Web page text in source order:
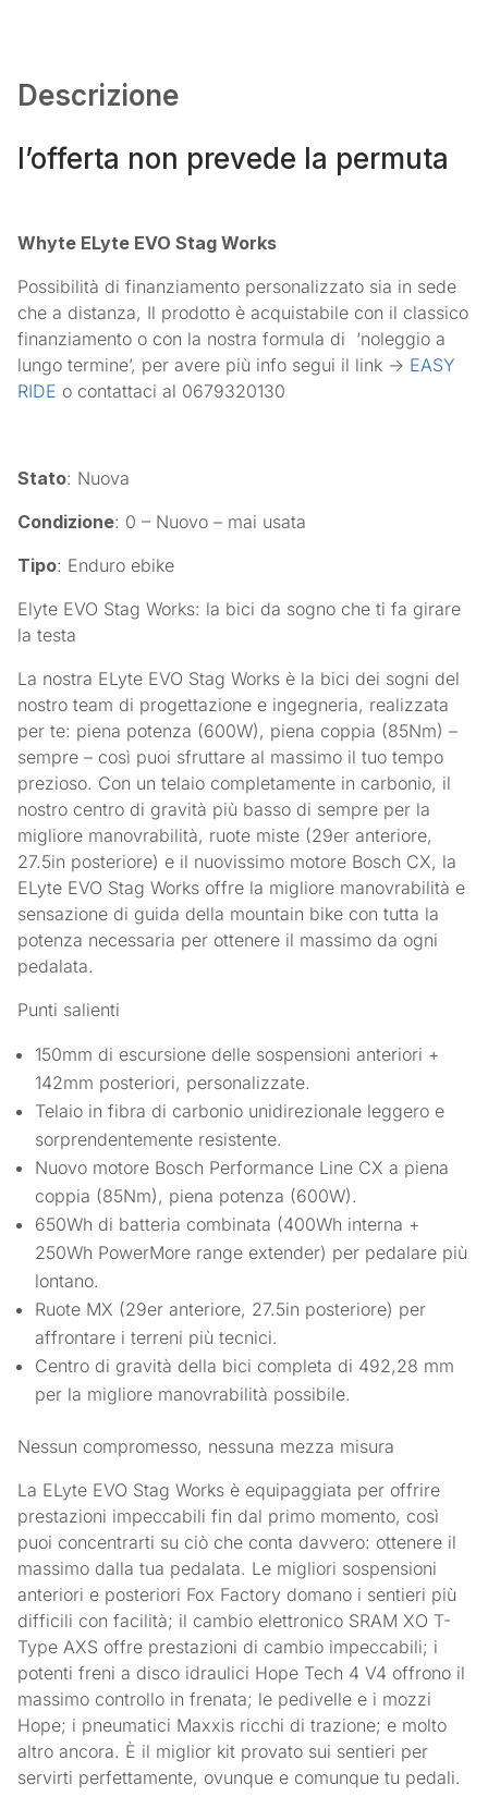
Descrizione
l’offerta non prevede la permuta
Whyte ELyte EVO Stag Works
Possibilità di finanziamento personalizzato sia in sede
che a distanza, Il prodotto è acquistabile con il classico
finanziamento o con la nostra formula di ‘noleggio a
lungo termine’, per avere più info segui il link -> EASY
RIDE o contattaci al 0679320130
Stato: Nuova
Condizione: 0 – Nuovo – mai usata
Tipo: Enduro ebike
Elyte EVO Stag Works: la bici da sogno che ti fa girare
la testa
La nostra ELyte EVO Stag Works è la bici dei sogni del
nostro team di progettazione e ingegneria, realizzata
per te: piena potenza (600W), piena coppia (85Nm) –
sempre – così puoi sfruttare al massimo il tuo tempo
prezioso. Con un telaio completamente in carbonio, il
nostro centro di gravità più basso di sempre per la
migliore manovrabilità, ruote miste (29er anteriore,
27.5in posteriore) e il nuovissimo motore Bosch CX, la
ELyte EVO Stag Works offre la migliore manovrabilità e
sensazione di guida della mountain bike con tutta la
potenza necessaria per ottenere il massimo da ogni
pedalata.
Punti salienti
150mm di escursione delle sospensioni anteriori +
142mm posteriori, personalizzate.
Telaio in fibra di carbonio unidirezionale leggero e
sorprendentemente resistente.
Nuovo motore Bosch Performance Line CX a piena
coppia (85Nm), piena potenza (600W).
650Wh di batteria combinata (400Wh interna +
250Wh PowerMore range extender) per pedalare più
lontano.
Ruote MX (29er anteriore, 27.5in posteriore) per
affrontare i terreni più tecnici.
Centro di gravità della bici completa di 492,28 mm
per la migliore manovrabilità possibile.
Nessun compromesso, nessuna mezza misura
La ELyte EVO Stag Works è equipaggiata per offrire
prestazioni impeccabili fin dal primo momento, così
puoi concentrarti su ciò che conta davvero: ottenere il
massimo dalla tua pedalata. Le migliori sospensioni
anteriori e posteriori Fox Factory domano i sentieri più
difficili con facilità; il cambio elettronico SRAM XO T-
Type AXS offre prestazioni di cambio impeccabili; i
potenti freni a disco idraulici Hope Tech 4 V4 offrono il
massimo controllo in frenata; le pedivelle e i mozzi
Hope; i pneumatici Maxxis ricchi di trazione; e molto
altro ancora. È il miglior kit provato sui sentieri per
servirti perfettamente, ovunque e comunque tu pedali.